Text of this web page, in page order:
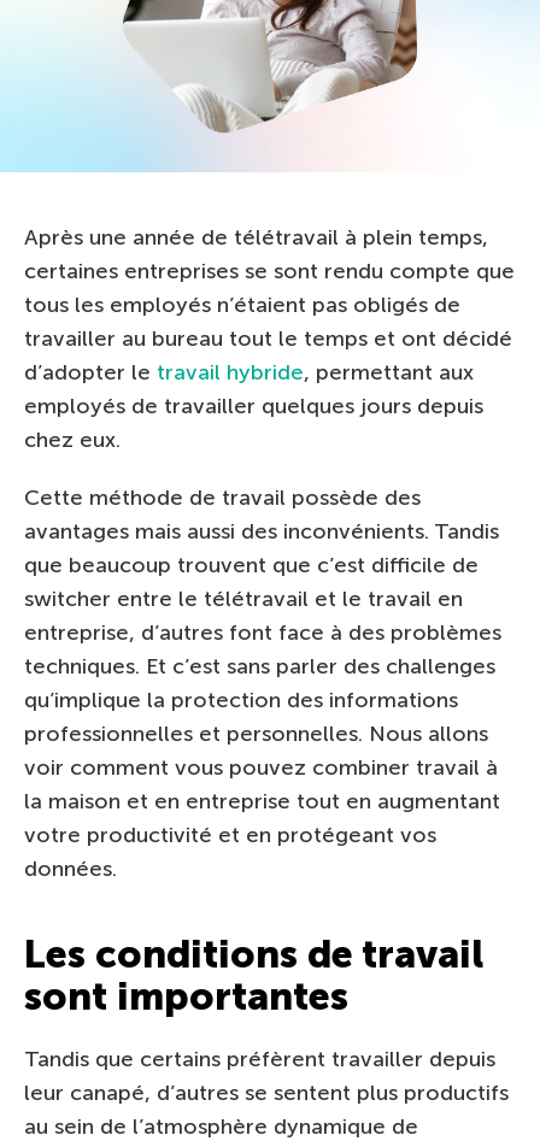
Après une année de télétravail à plein temps,
certaines entreprises se sont rendu compte que
tous les employés n’étaient pas obligés de
travailler au bureau tout le temps et ont décidé
d’adopter le travail hybride, permettant aux
employés de travailler quelques jours depuis
chez eux.
Cette méthode de travail possède des
avantages mais aussi des inconvénients. Tandis
que beaucoup trouvent que c’est difficile de
switcher entre le télétravail et le travail en
entreprise, d’autres font face à des problèmes
techniques. Et c’est sans parler des challenges
qu’implique la protection des informations
professionnelles et personnelles. Nous allons
voir comment vous pouvez combiner travail à
la maison et en entreprise tout en augmentant
votre productivité et en protégeant vos
données.
Les conditions de travail
sont importantes
Tandis que certains préfèrent travailler depuis
leur canapé, d’autres se sentent plus productifs
au sein de l’atmosphère dynamique de